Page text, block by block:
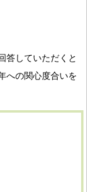
答していただくと
への関心度合いを